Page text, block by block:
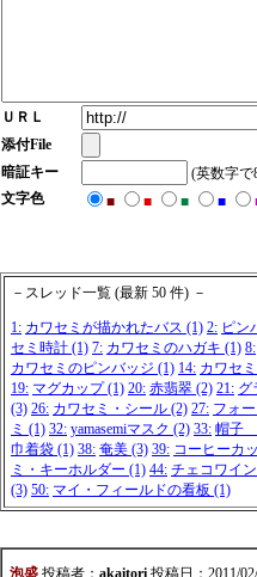
ＵＲＬ
添付File
暗証キー
(英数字で
文字色
■ ■ ■ ■
－スレッド一覧 (最新 50 件) －
1: カワセミが描かれたバス (1) 2: ピン
セミ時計 (1) 7: カワセミのハガキ (1) 8:
カワセミのピンバッジ (1) 14: カワセ
19: マグカップ (1) 20: 赤翡翠 (2) 21: グ
(3) 26: カワセミ・シール (2) 27: フォ
ミ (1) 32: yamasemiマスク (2) 33: 帽子
巾着袋 (1) 38: 奄美 (3) 39: コーヒーカ
ミ・キーホルダー (1) 44: チェコワイ
(3) 50: マイ・フィールドの看板 (1)
泡盛 投稿者： akaitori 投稿日：2011/